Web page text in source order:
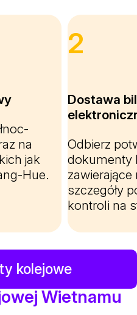
na
jak
Hue.
2
Dostawa
Odbierz
dokumenty
szczegóły
kontroli na
kolejowe
Wietnamu